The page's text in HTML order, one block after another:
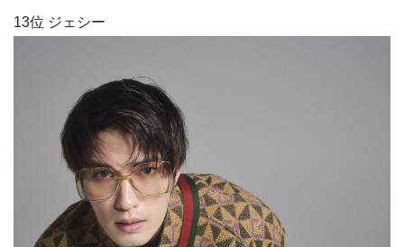
13位 ジェシー